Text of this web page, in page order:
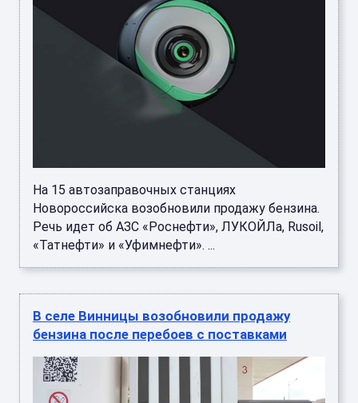
На 15 автозаправочных станциях
Новороссийска возобновили продажу бензина.
Речь идет об АЗС «Роснефти», ЛУКОЙЛа, Rusoil,
«Татнефти» и «Уфимнефти». ...
В селе Винницы возобновили продажу
бензина после перебоев с поставками